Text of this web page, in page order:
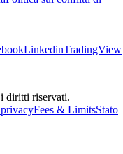
LinkedinTradingView
diritti riservati.
Fees & LimitsStato